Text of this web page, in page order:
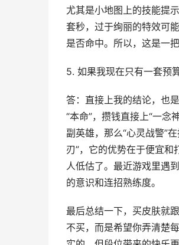
尤其是小地图上的技能提
套秒，过于绚丽的特效可
是否命中。所以，这是一
5. 如果我现在只有一套预
答：直接上我的结论，也
“本命”，攒钱直接上“一
副英雄，那么“心灵战警”
刃”，它的优势在于便宜
人低估了。最近游戏里遇
的意识和连招熟练度。
最后总结一下，买皮肤就
不买，而是希望你弄清楚